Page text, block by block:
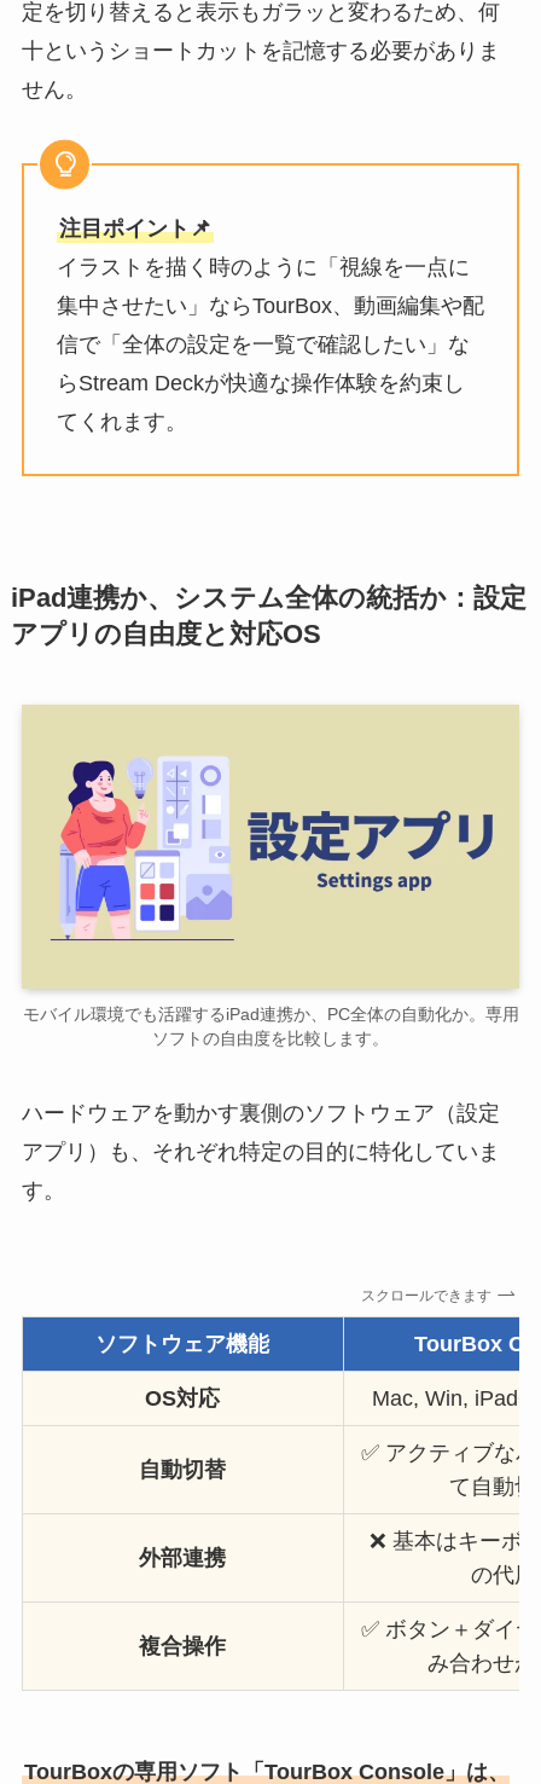
定を切り替えると表示もガラッと変わるため、何
十というショートカットを記憶する必要がありま
せん。
注目ポイント📌
イラストを描く時のように「視線を一点に
集中させたい」ならTourBox、動画編集や配
信で「全体の設定を一覧で確認したい」な
らStream Deckが快適な操作体験を約束し
てくれます。
iPad連携か、システム全体の統括か：設定
アプリの自由度と対応OS
モバイル環境でも活躍するiPad連携か、PC全体の自動化か。専用
ソフトの自由度を比較します。
ハードウェアを動かす裏側のソフトウェア（設定
アプリ）も、それぞれ特定の目的に特化していま
す。
スクロールできます
ソフトウェア機能 TourBox
OS対応 Mac, Win,
自動切替
✅ アクティブな
て自動切
外部連携
❌️ 基本はキーボ
の代用
複合操作
✅ ボタン＋ダイ
み合わせ
TourBoxの専用ソフト「TourBox Console」は、